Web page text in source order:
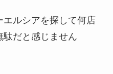
ルシアを探して何店
だと感じません